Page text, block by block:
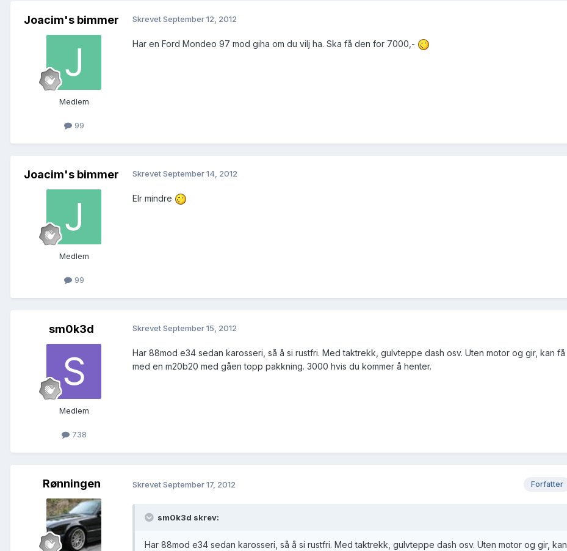
Joacim's bimmer
Medlem
99
SkrevetSeptember 12, 2012
Har en Ford Mondeo 97 mod giha om du vilj ha. Ska få den for 7000,-
Joacim's bimmer
Medlem
99
SkrevetSeptember 14, 2012
Elr mindre
sm0k3d
Medlem
738
SkrevetSeptember 15, 2012
Har 88mod e34 sedan karosseri, så å si rustfri. Med taktrekk, gulvteppe dash osv. Uten motor og gir, kan få
med en m20b20 med gåen topp pakkning. 3000 hvis du kommer å henter.
Rønningen Forfatter
SkrevetSeptember 17, 2012
sm0k3d skrev:
Har 88mod e34 sedan karosseri, så å si rustfri. Med taktrekk, gulvteppe dash osv. Uten motor og gir, kan